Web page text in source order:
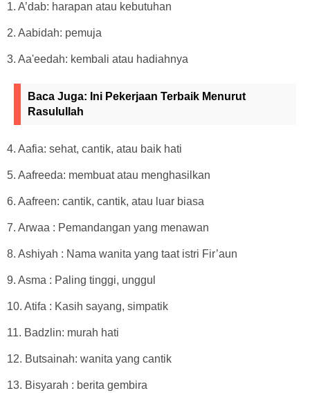
1. A’dab: harapan atau kebutuhan
2. Aabidah: pemuja
3. Aa'eedah: kembali atau hadiahnya
Baca Juga: Ini Pekerjaan Terbaik Menurut
Rasulullah
4. Aafia: sehat, cantik, atau baik hati
5. Aafreeda: membuat atau menghasilkan
6. Aafreen: cantik, cantik, atau luar biasa
7. Arwaa : Pemandangan yang menawan
8. Ashiyah : Nama wanita yang taat istri Fir’aun
9. Asma : Paling tinggi, unggul
10. Atifa : Kasih sayang, simpatik
11. Badzlin: murah hati
12. Butsainah: wanita yang cantik
13. Bisyarah : berita gembira